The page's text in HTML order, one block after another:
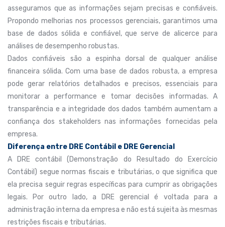
asseguramos que as informações sejam precisas e confiáveis.
Propondo melhorias nos processos gerenciais, garantimos uma
base de dados sólida e confiável, que serve de alicerce para
análises de desempenho robustas.
Dados confiáveis são a espinha dorsal de qualquer análise
financeira sólida. Com uma base de dados robusta, a empresa
pode gerar relatórios detalhados e precisos, essenciais para
monitorar a performance e tomar decisões informadas. A
transparência e a integridade dos dados também aumentam a
confiança dos stakeholders nas informações fornecidas pela
empresa.
Diferença entre DRE Contábil e DRE Gerencial
A DRE contábil (Demonstração do Resultado do Exercício
Contábil) segue normas fiscais e tributárias, o que significa que
ela precisa seguir regras específicas para cumprir as obrigações
legais. Por outro lado, a DRE gerencial é voltada para a
administração interna da empresa e não está sujeita às mesmas
restrições fiscais e tributárias.